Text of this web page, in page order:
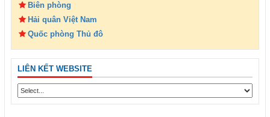
Biên phòng
Hải quân Việt Nam
Quốc phòng Thủ đô
LIÊN KẾT WEBSITE